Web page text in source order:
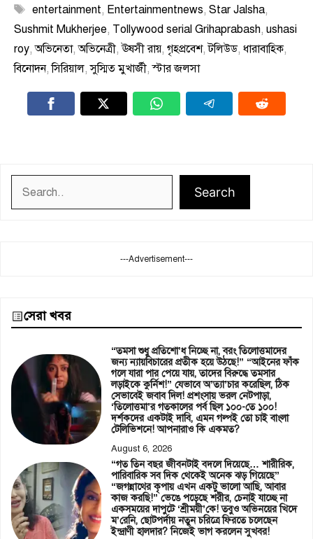
Tags
entertainment, Entertainmentnews, Star Jalsha,
Sushmit Mukherjee, Tollywood serial Grihaprabash, ushasi
roy,অভিনেতা,অভিনেত্রী,ঊষসী রায়, গৃহপ্রবেশ,টলিউড, ধারাবাহিক,
বিনোদন,সিরিয়াল,সুস্মিত মুখার্জী,স্টার জলসা
Search
---Advertisement---
সেরা খবর
“তমসা শুধু প্রতিশো’ধ নিচ্ছে না, বরং তিলোত্তমাদের
জন্য ন্যায়বিচারের প্রতীক হয়ে উঠছে!” “আইনের ফাঁক
গলে যারা পার পেয়ে যায়, তাদের বিরুদ্ধে তমসার
লড়াইকে কুর্নিশ!” যেভাবে অ’ত্যা’চার করেছিল, ঠিক
সেভাবেই জবাব দিল! প্রশংসায় ভরল নেটপাড়া,
‘তিলোত্তমা’র গতকালের পর্ব ছিল ১০০-তে ১০০!
দর্শকদের একটাই দাবি, এমন গল্পই তো চাই বাংলা
টেলিভিশনে! আপনারাও কি একমত?
August 6, 2026
“গত তিন বছর জীবনটাই বদলে দিয়েছে… শারীরিক,
পারিবারিক সব দিক থেকেই অনেক ঝড় গিয়েছে”
“জগন্নাথের কৃপায় এখন একটু ভালো আছি, আবার
কাজ করছি!” ভেঙে পড়েছে শরীর, চেনাই যাচ্ছে না
একসময়ের দাপুটে ‘শ্রীময়ী’কে! তবুও অভিনয়ের খিদে
ম’রেনি, ছোটপর্দায় নতুন চরিত্রে ফিরতে চলেছেন
ইন্দ্রাণী হালদার? নিজেই ভাগ করলেন সুখবর!